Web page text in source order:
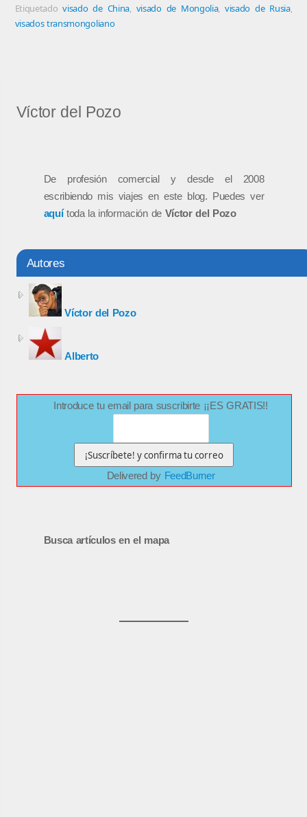
Etiquetadovisado de China, visado de Mongolia, visado de Rusia,
visados transmongoliano
Víctor del Pozo
De profesión comercial y desde el 2008
escribiendo mis viajes en este blog. Puedes ver
aquítoda la información de Víctor del Pozo
Autores
Víctor del Pozo
Alberto
Introduce tu email para suscribirte ¡¡ES GRATIS!!
Delivered by FeedBurner
Busca artículos en el mapa